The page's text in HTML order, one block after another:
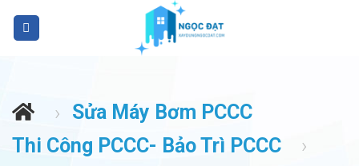
› Sửa Máy Bơm PCCC
Thi Công PCCC- Bảo Trì PCCC
›